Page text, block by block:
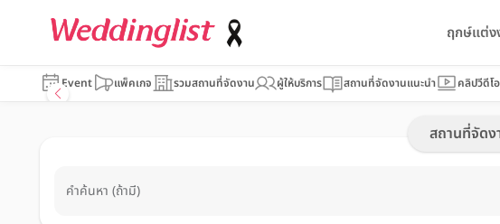
ฤกษ์แต่ง
Event แพ็คเกจ รวมสถานที่จัดงาน ผู้ให้บริการ สถานที่จัดงานแนะนำ คลิปวีดีโอ
สถานที่จัดง
คำค้นหา (ถ้ามี)